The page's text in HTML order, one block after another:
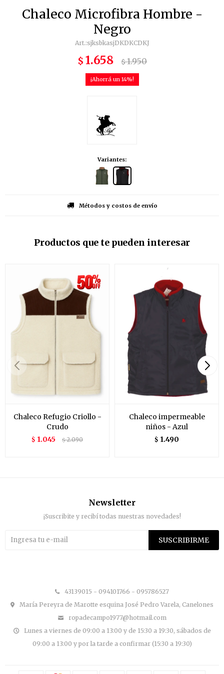
Chaleco Microfibra Hombre -
Negro
sjksbkasjDKDKCDKJ
$ 1.658 $1.950
14
Variantes:
Métodos y costos de envío
Productos que te pueden interesar
Chaleco Refugio Criollo -
Crudo
$ 1.045 $2.090
Chaleco impermeable
niños - Azul
$ 1.490
43139015 - 094101766 - 095786527
María Pereyra de Marotte esquina José Pedro Varela, Canelones
ropadecampo1977@hotmail.com
Lunes a viernes de 09:00 a 13:00 y de 15:30 a 19:30, sábados de
09:00 a 13:00 y por la tarde a confirmar (15:30 a 19:30)
Newsletter
¡Suscribite y recibí todas nuestras novedades!
SUSCRIBIRME